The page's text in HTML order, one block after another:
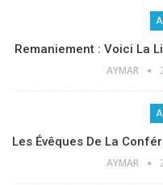
Remaniement : Voici La
AYMAR
Les Évêques De La
AYMAR